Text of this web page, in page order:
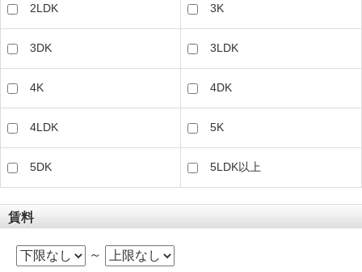
2LDK 3K
3DK 3LDK
4K 4DK
4LDK 5K
5DK 5LDK以上
賃料
～